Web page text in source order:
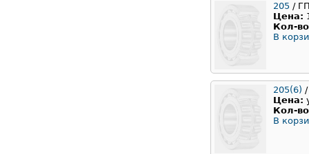
205 /
Цена:
Кол-
В
205(6)
Цена:
Кол-
В